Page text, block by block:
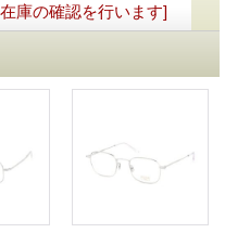
庫の確認を行います]